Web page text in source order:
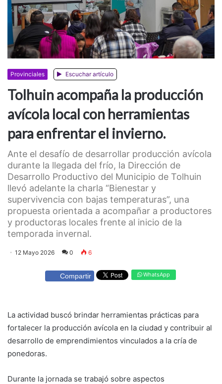
Provinciales Escuchar artículo
Tolhuin acompaña la producción
avícola local con herramientas
para enfrentar el invierno.
Ante el desafío de desarrollar producción avícola
durante la llegada del frío, la Dirección de
Desarrollo Productivo del Municipio de Tolhuin
llevó adelante la charla “Bienestar y
supervivencia con bajas temperaturas”, una
propuesta orientada a acompañar a productores
y productoras locales frente al inicio de la
temporada invernal.
12 Mayo 2026 0 6
Compartir WhatsApp
La actividad buscó brindar herramientas prácticas para
fortalecer la producción avícola en la ciudad y contribuir al
desarrollo de emprendimientos vinculados a la cría de
ponedoras.
Durante la jornada se trabajó sobre aspectos